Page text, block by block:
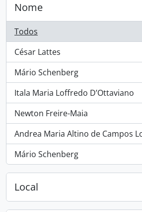
Nome
Todos
César Lattes
, 1 resultados
Mário Schenberg
, 1 resultados
Itala Maria Loffredo D’Ottaviano
, 1 resultados
Newton Freire-Maia
, 1 resultados
Andrea Maria Altino de Campos
, 1 resultados
Mário Schenberg
, 1 resultados
Local